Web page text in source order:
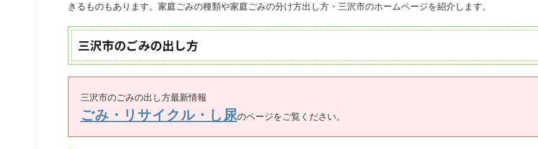
きるものもあります。家庭ごみの種類や家庭ごみの分け方出し方・三沢市のホームページを紹介します。
三沢市のごみの出し方
三沢市のごみの出し方最新情報
ごみ・リサイクル・し尿のページをご覧ください。